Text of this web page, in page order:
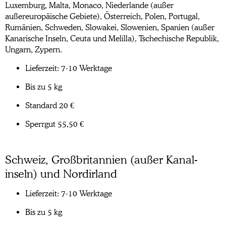
Luxemburg, Malta, Monaco, Niederlande (außer
außereuropäische Gebiete), Österreich, Polen, Portugal,
Rumänien, Schweden, Slowakei, Slowenien, Spanien (außer
Kanarische Inseln, Ceuta und Melilla), Tschechische Republik,
Ungarn, Zypern.
Lieferzeit: 7-10 Werktage
Bis zu 5 kg
Standard 20 €
Sperrgut 55,50 €
Schweiz, Groß­britan­nien (außer Kanal­
inseln) und Nordirland
Lieferzeit: 7-10 Werktage
Bis zu 5 kg